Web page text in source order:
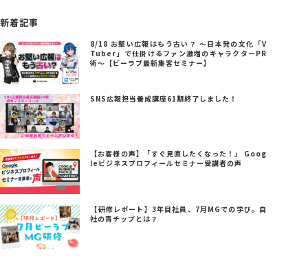
新着記事
8/18 お堅い広報はもう古い？ ～日本発の文化「V
Tuber」で仕掛けるファン激増のキャラクターPR
術～【ビーラブ最新集客セミナー】
SNS広報担当養成講座61期終了しました！
【お客様の声】「すぐ見直したくなった！」 Goog
leビジネスプロフィールセミナー受講者の声
【研修レポート】3年目社員、7月MGでの学び。自
社の青チップとは？